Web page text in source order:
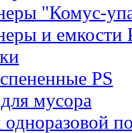
"Комус-
и емкости
PS
мусора